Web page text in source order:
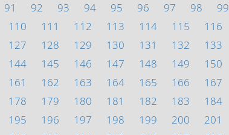
91 92 93 94 95 96 97 98 99
110 111 112 113 114 115 116
127 128 129 130 131 132 133
144 145 146 147 148 149 150
161 162 163 164 165 166 167
178 179 180 181 182 183 184
195 196 197 198 199 200 201